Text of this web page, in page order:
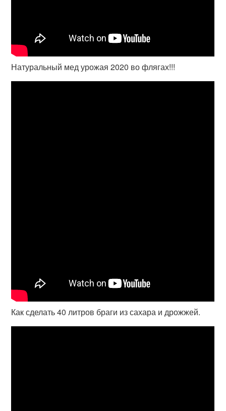
Натуральный мед урожая 2020 во флягах!!!
Как сделать 40 литров браги из сахара и дрожжей.